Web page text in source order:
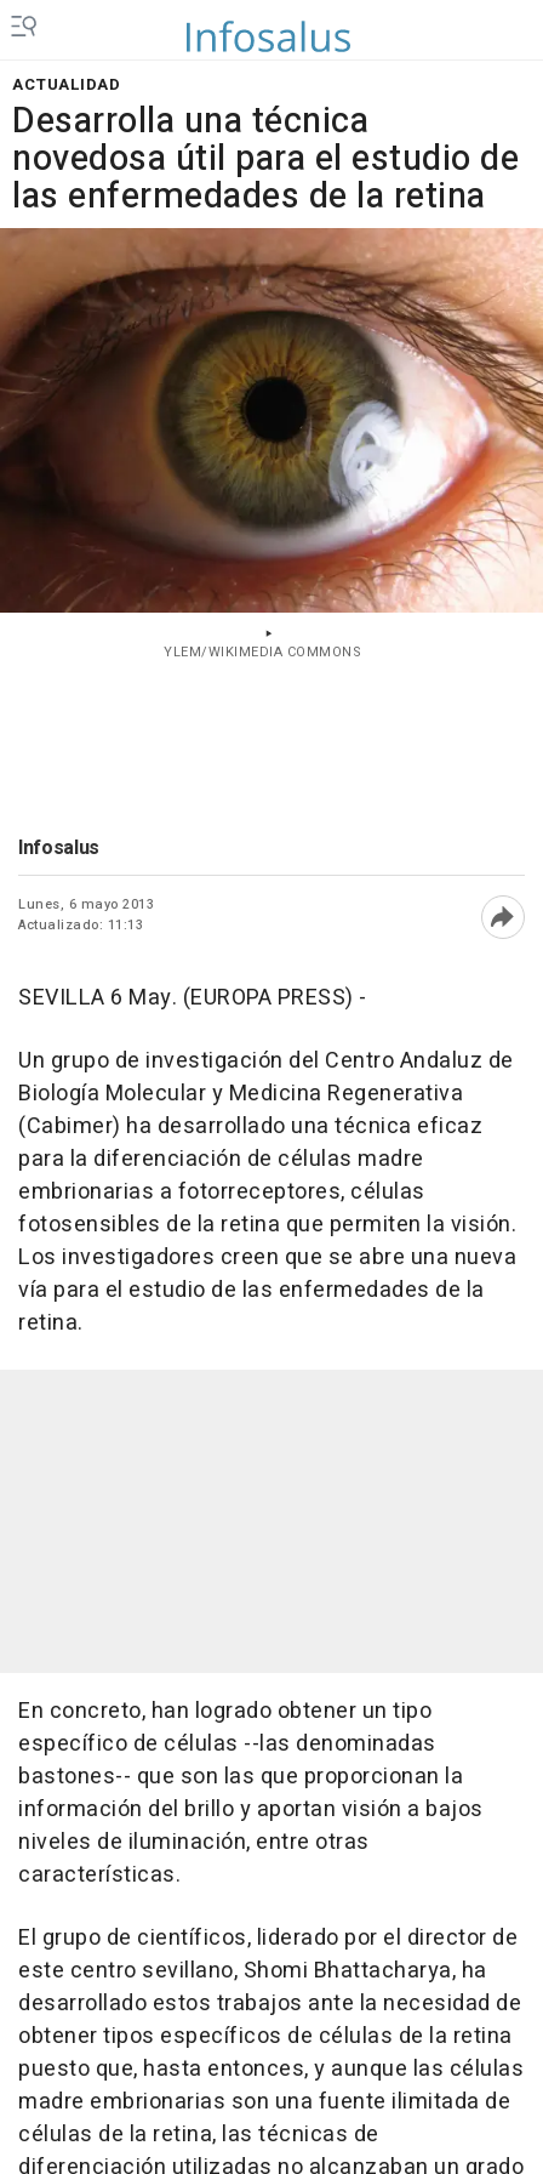
ACTUALIDAD
Desarrolla una técnica
novedosa útil para el estudio de
las enfermedades de la retina
YLEM/WIKIMEDIA COMMONS
Infosalus
Lunes, 6 mayo 2013
Actualizado: 11:13
SEVILLA 6 May. (EUROPA PRESS) -
Un grupo de investigación del Centro Andaluz de
Biología Molecular y Medicina Regenerativa
(Cabimer) ha desarrollado una técnica eficaz
para la diferenciación de células madre
embrionarias a fotorreceptores, células
fotosensibles de la retina que permiten la visión.
Los investigadores creen que se abre una nueva
vía para el estudio de las enfermedades de la
retina.
En concreto, han logrado obtener un tipo
específico de células --las denominadas
bastones-- que son las que proporcionan la
información del brillo y aportan visión a bajos
niveles de iluminación, entre otras
características.
El grupo de científicos, liderado por el director de
este centro sevillano, Shomi Bhattacharya, ha
desarrollado estos trabajos ante la necesidad de
obtener tipos específicos de células de la retina
puesto que, hasta entonces, y aunque las células
madre embrionarias son una fuente ilimitada de
células de la retina, las técnicas de
diferenciación utilizadas no alcanzaban un grado